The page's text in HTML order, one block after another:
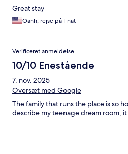
Great stay
Oanh, rejse på 1 nat
Verificeret anmeldelse
10/10 Enestående
7. nov. 2025
Oversæt med Google
The family that runs the place is so
describe my teenage dream room,